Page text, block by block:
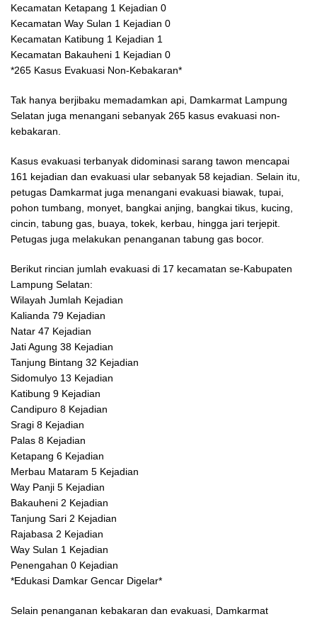
Kecamatan Ketapang 1 Kejadian 0
Kecamatan Way Sulan 1 Kejadian 0
Kecamatan Katibung 1 Kejadian 1
Kecamatan Bakauheni 1 Kejadian 0
*265 Kasus Evakuasi Non-Kebakaran*
Tak hanya berjibaku memadamkan api, Damkarmat Lampung
Selatan juga menangani sebanyak 265 kasus evakuasi non-
kebakaran.
Kasus evakuasi terbanyak didominasi sarang tawon mencapai
161 kejadian dan evakuasi ular sebanyak 58 kejadian. Selain itu,
petugas Damkarmat juga menangani evakuasi biawak, tupai,
pohon tumbang, monyet, bangkai anjing, bangkai tikus, kucing,
cincin, tabung gas, buaya, tokek, kerbau, hingga jari terjepit.
Petugas juga melakukan penanganan tabung gas bocor.
Berikut rincian jumlah evakuasi di 17 kecamatan se-Kabupaten
Lampung Selatan:
Wilayah Jumlah Kejadian
Kalianda 79 Kejadian
Natar 47 Kejadian
Jati Agung 38 Kejadian
Tanjung Bintang 32 Kejadian
Sidomulyo 13 Kejadian
Katibung 9 Kejadian
Candipuro 8 Kejadian
Sragi 8 Kejadian
Palas 8 Kejadian
Ketapang 6 Kejadian
Merbau Mataram 5 Kejadian
Way Panji 5 Kejadian
Bakauheni 2 Kejadian
Tanjung Sari 2 Kejadian
Rajabasa 2 Kejadian
Way Sulan 1 Kejadian
Penengahan 0 Kejadian
*Edukasi Damkar Gencar Digelar*
Selain penanganan kebakaran dan evakuasi, Damkarmat